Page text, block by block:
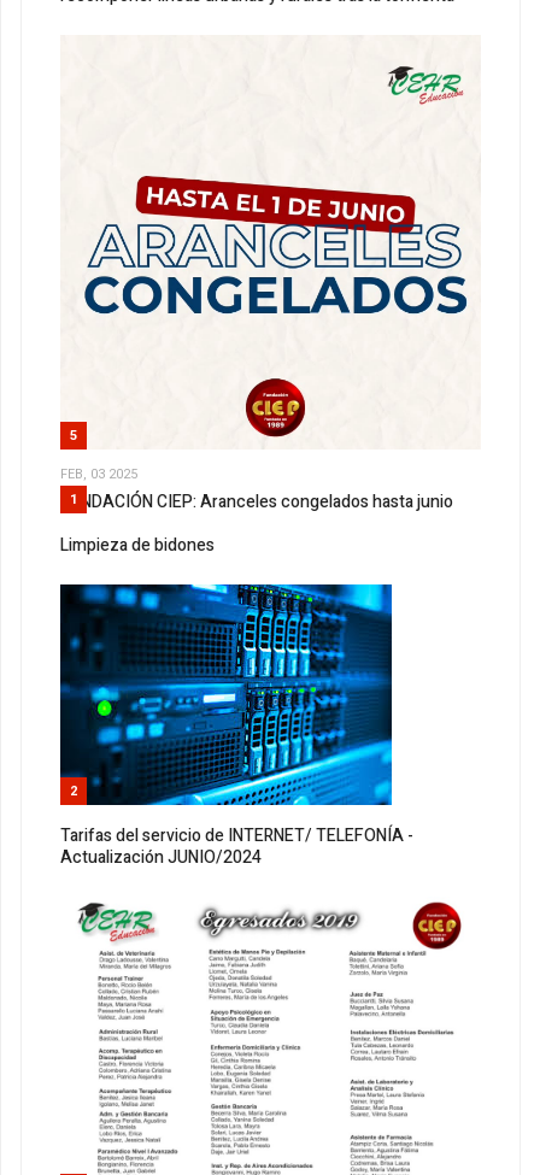
5
FEB, 03 2025
FUNDACIÓN CIEP: Aranceles congelados hasta junio
1
Limpieza de bidones
2
Tarifas del servicio de INTERNET/ TELEFONÍA -
Actualización JUNIO/2024